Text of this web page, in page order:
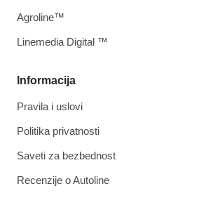
Informacija
Pravila i uslovi
Politika privatnosti
Saveti za bezbednost
Recenzije o Autoline
Agroline™
Linemedia Digital ™